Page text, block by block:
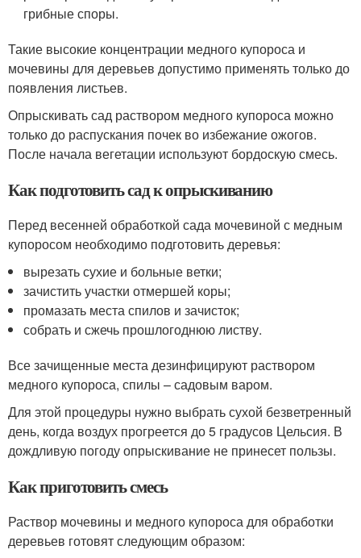
грибные споры.
Такие высокие концентрации медного купороса и
мочевины для деревьев допустимо применять только до
появления листьев.
Опрыскивать сад раствором медного купороса можно
только до распускания почек во избежание ожогов.
После начала вегетации используют бордоскую смесь.
Как подготовить сад к опрыскиванию
Перед весенней обработкой сада мочевиной с медным
купоросом необходимо подготовить деревья:
вырезать сухие и больные ветки;
зачистить участки отмершей коры;
промазать места спилов и зачисток;
собрать и сжечь прошлогоднюю листву.
Все зачищенные места дезинфицируют раствором
медного купороса, спилы – садовым варом.
Для этой процедуры нужно выбрать сухой безветренный
день, когда воздух прогреется до 5 градусов Цельсия. В
дождливую погоду опрыскивание не принесет пользы.
Как приготовить смесь
Раствор мочевины и медного купороса для обработки
деревьев готовят следующим образом: